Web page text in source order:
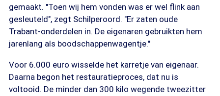
gemaakt. "Toen wij hem vonden was er wel flink aan
gesleuteld", zegt Schilperoord. "Er zaten oude
Trabant-onderdelen in. De eigenaren gebruikten hem
jarenlang als boodschappenwagentje."
Voor 6.000 euro wisselde het karretje van eigenaar.
Daarna begon het restauratieproces, dat nu is
voltooid. De minder dan 300 kilo wegende tweezitter